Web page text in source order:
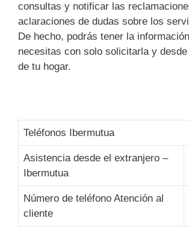
consultas y notificar las
aclaraciones de dudas sobre los
De hecho, podrás tener la
necesitas con solo solicitarla y desde
de tu hogar.
Teléfonos Ibermutua
Asistencia desde el extranjero –
Ibermutua
Número de teléfono Atención al
cliente